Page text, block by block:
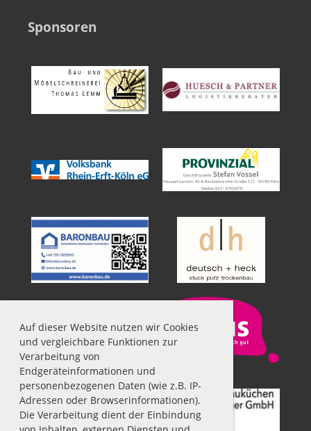
Auf dieser Website nutzen wir Cookies
und vergleichbare Funktionen zur
Verarbeitung von
Endgeräteinformationen und
personenbezogenen Daten (wie z.B. IP-
Adressen oder Browserinformationen).
Die Verarbeitung dient der Einbindung
Sponsoren